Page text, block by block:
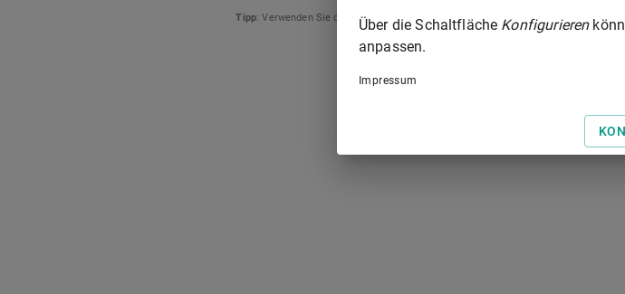
Tipp: Verwenden Sie die Pfeiltasten der Tastatur zur Navigation zwischen Normen.
Über die Schaltfläche Konfigurieren
anpassen.
Impressum